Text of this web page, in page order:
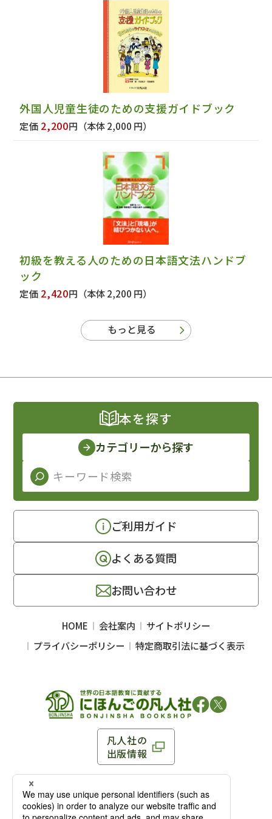
外国人児童生徒のための支援ガイドブック
定価 2,200円 （本体 2,000 円）
初級を教える人のための日本語文法ハンドブ
ック
定価 2,420円 （本体 2,200 円）
もっと見る
凡人社の
出版情報
〒102-0093 東京都千代田区平河町 1-3-13 8F
TEL：03-3263-3959／FAX：03-3263-3116
本を探す
カテゴリーから探す
ご利用ガイド
よくある質問
お問い合わせ
HOME 会社案内
サイトポリシー
プライバシーポリシー
特定商取引法に基づく表示